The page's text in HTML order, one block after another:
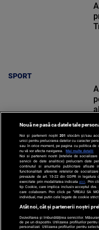
SPORT
SPORT
Nouă ne pasă ca datele tale
Noi și partenerii noștri 201 stocăm și/sau
unici pentru prelucrarea datelor cu caracter
sau în orice moment, pe pagina cu politica de
nu vă vor afecta navigarea.
Mai multe detalii
Noi si partenerii nostri (retelele de
servicii de date analitice) prelucram date
continutul si anunturile publicitare
functionalitati aferente retelelor de
prevazute de art. 15-22 din GDPR in
exercitate prin modalitatea indicataaici . Prin
tip Cookie, care implica inclusiv acceptul
care colaboram. Prin click pe “VREAU SA
individual, mai putin cele legate de cookie
Atât noi, cât și partenerii noștri
Dezvoltarea și îmbunătățirea serviciilor.
de pe un dispozitiv. Utilizarea profilurilor
personalizat. Utilizarea profilurilor pentru